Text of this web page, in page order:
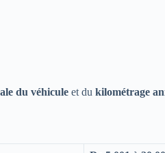
du véhicule et du kilométrage